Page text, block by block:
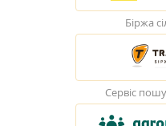
Біржа
Сервіс